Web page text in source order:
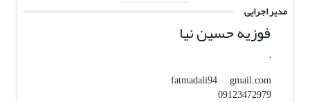
مدیر اجرایی
فوزیه حسین نیا
.
fatmadali94
gmail.com
09123472979